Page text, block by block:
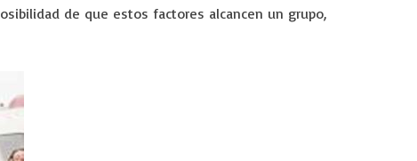
de que estos factores alcancen un grupo,